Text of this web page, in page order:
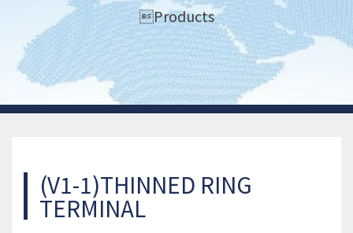
Products
(V1-1)THINNED RING
TERMINAL